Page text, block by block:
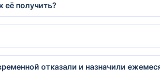
её получить?
отказали и назначили